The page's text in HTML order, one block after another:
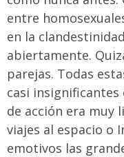
entre
en la
abiertamente.
parejas. Todas
casi insignificantes
de acción era muy
viajes al espacio o
emotivos las